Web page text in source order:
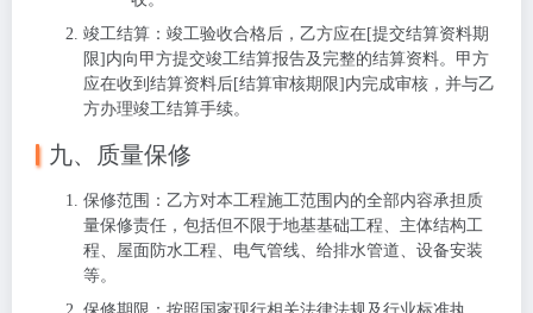
竣工结算 ：竣工验收合格后，乙方应在[提交结算资料期
限]内向甲方提交竣工结算报告及完整的结算资料。甲方
应在收到结算资料后[结算审核期限]内完成审核，并与乙
方办理竣工结算手续。
九、质量保修
保修范围 ：乙方对本工程施工范围内的全部内容承担质
量保修责任，包括但不限于地基基础工程、主体结构工
程、屋面防水工程、电气管线、给排水管道、设备安装
等。